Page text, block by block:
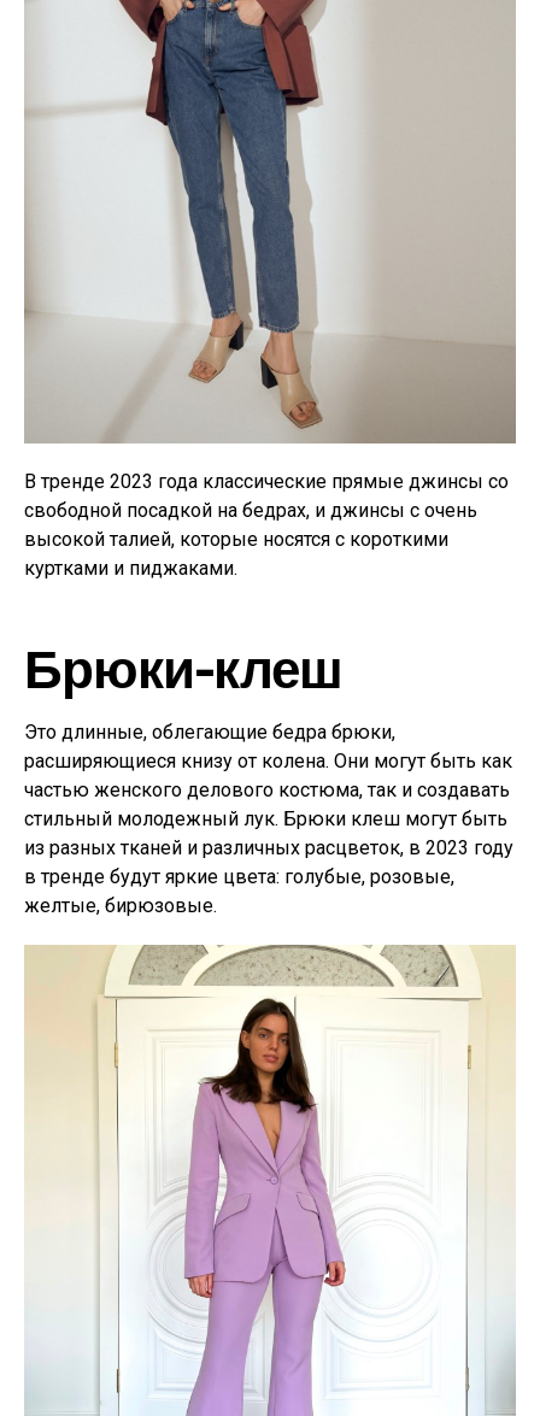
В тренде 2023 года классические прямые джинсы со
свободной посадкой на бедрах, и джинсы с очень
высокой талией, которые носятся с короткими
куртками и пиджаками.
Брюки-клеш
Это длинные, облегающие бедра брюки,
расширяющиеся книзу от колена. Они могут быть как
частью женского делового костюма, так и создавать
стильный молодежный лук. Брюки клеш могут быть
из разных тканей и различных расцветок, в 2023 году
в тренде будут яркие цвета: голубые, розовые,
желтые, бирюзовые.